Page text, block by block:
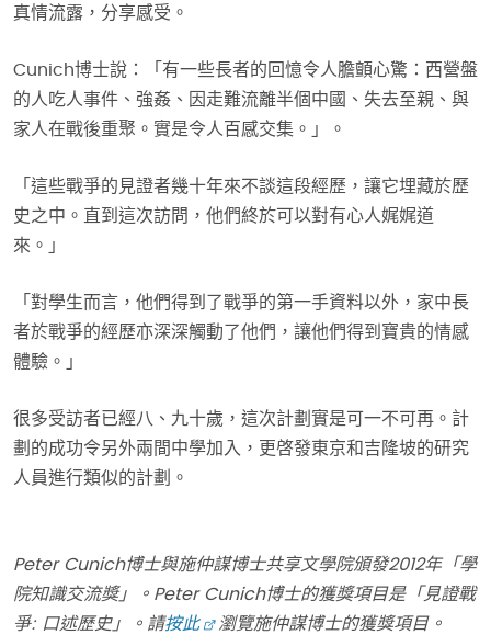
真情流露，分享感受。
Cunich博士說：「有一些長者的回憶令人膽顫心驚：西營盤
的人吃人事件、強姦、因走難流離半個中國、失去至親、與
家人在戰後重聚。實是令人百感交集。」。
「這些戰爭的見證者幾十年來不談這段經歷，讓它埋藏於歷
史之中。直到這次訪問，他們終於可以對有心人娓娓道
來。」
「對學生而言，他們得到了戰爭的第一手資料以外，家中長
者於戰爭的經歷亦深深觸動了他們，讓他們得到寶貴的情感
體驗。」
很多受訪者已經八、九十歲，這次計劃實是可一不可再。計
劃的成功令另外兩間中學加入，更啓發東京和吉隆坡的研究
人員進行類似的計劃。
Peter Cunich博士與施仲謀博士共享文學院頒發2012年「學
院知識交流獎」。Peter Cunich博士的獲獎項目是「見證戰
爭: 口述歷史」。請按此 瀏覽施仲謀博士的獲獎項目。